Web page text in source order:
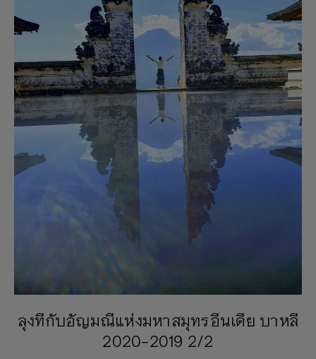
ลุงทีกับอัญมณีแห่งมหาสมุทรอีนเดีย บาหลี
2020-2019 2/2